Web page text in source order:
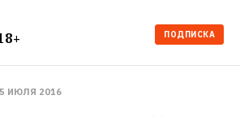
ПОДПИСКА
ИЮЛЯ 2016